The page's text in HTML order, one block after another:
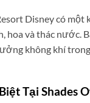
Disney có một
hoa và thác nước.
không khí
Tại Shades